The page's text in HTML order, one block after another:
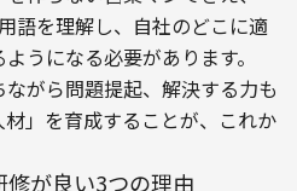
語を理解し、自社のどこに適
うになる必要があります。
がら問題提起、解決する力も
」を育成することが、これか
が良い3つの理由